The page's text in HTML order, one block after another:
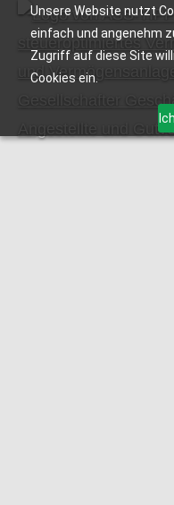
Unsere Website nutzt
einfach und angenehm
Zugriff auf diese Site
Cookies ein.